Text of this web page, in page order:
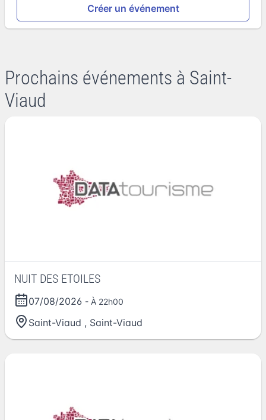
Créer un événement
Prochains événements à Saint-
Viaud
NUIT DES ETOILES
07/08/2026 - À 22h00
Saint-Viaud , Saint-Viaud